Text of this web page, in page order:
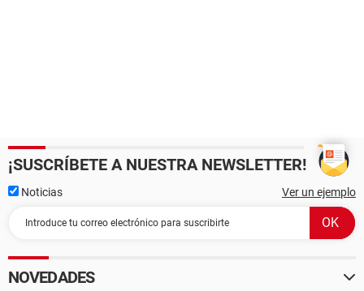
¡SUSCRÍBETE A NUESTRA NEWSLETTER!
Noticias Ver un ejemplo
NOVEDADES